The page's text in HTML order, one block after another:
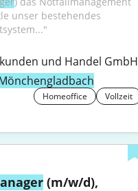
unser bestehendes
und Handel GmbH
Homeoffice Vollzeit
(m/w/d),